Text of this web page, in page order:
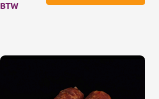
BTW